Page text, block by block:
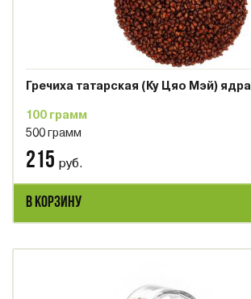
Гречиха татарская (Ку Цяо Мэй) ядра
100 грамм
500 грамм
215 руб.
В КОРЗИНУ